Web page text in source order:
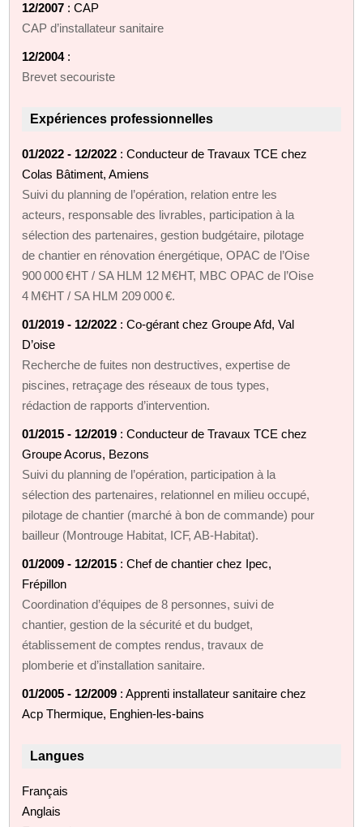
12/2007 : CAP
CAP d’installateur sanitaire
12/2004:
Brevet secouriste
Expériences professionnelles
01/2022 - 12/2022 : Conducteur de Travaux TCE chez
Colas Bâtiment, Amiens
Suivi du planning de l’opération, relation entre les
acteurs, responsable des livrables, participation à la
sélection des partenaires, gestion budgétaire, pilotage
de chantier en rénovation énergétique, OPAC de l’Oise
900 000 €HT / SA HLM 12 M€HT, MBC OPAC de l’Oise
4 M€HT / SA HLM 209 000 €.
01/2019 - 12/2022 : Co‑gérant chez Groupe Afd, Val
D’oise
Recherche de fuites non destructives, expertise de
piscines, retraçage des réseaux de tous types,
rédaction de rapports d’intervention.
01/2015 - 12/2019 : Conducteur de Travaux TCE chez
Groupe Acorus, Bezons
Suivi du planning de l’opération, participation à la
sélection des partenaires, relationnel en milieu occupé,
pilotage de chantier (marché à bon de commande) pour
bailleur (Montrouge Habitat, ICF, AB‑Habitat).
01/2009 - 12/2015 : Chef de chantier chez Ipec,
Frépillon
Coordination d’équipes de 8 personnes, suivi de
chantier, gestion de la sécurité et du budget,
établissement de comptes rendus, travaux de
plomberie et d’installation sanitaire.
01/2005 - 12/2009 : Apprenti installateur sanitaire chez
Acp Thermique, Enghien‑les‑bains
Langues
Français
Anglais